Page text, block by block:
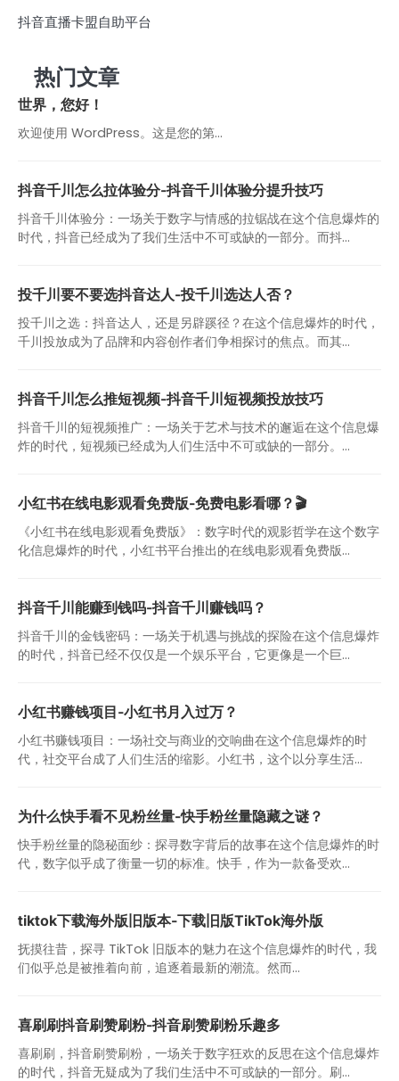
抖音直播卡盟自助平台
热门文章
世界，您好！
欢迎使用 WordPress。这是您的第…
抖音千川怎么拉体验分-抖音千川体验分提升技巧
抖音千川体验分：一场关于数字与情感的拉锯战在这个信息爆炸的
时代，抖音已经成为了我们生活中不可或缺的一部分。而抖...
投千川要不要选抖音达人-投千川选达人否？
投千川之选：抖音达人，还是另辟蹊径？在这个信息爆炸的时代，
千川投放成为了品牌和内容创作者们争相探讨的焦点。而其...
抖音千川怎么推短视频-抖音千川短视频投放技巧
抖音千川的短视频推广：一场关于艺术与技术的邂逅在这个信息爆
炸的时代，短视频已经成为人们生活中不可或缺的一部分。...
小红书在线电影观看免费版-免费电影看哪？🎬
《小红书在线电影观看免费版》：数字时代的观影哲学在这个数字
化信息爆炸的时代，小红书平台推出的在线电影观看免费版...
抖音千川能赚到钱吗-抖音千川赚钱吗？
抖音千川的金钱密码：一场关于机遇与挑战的探险在这个信息爆炸
的时代，抖音已经不仅仅是一个娱乐平台，它更像是一个巨...
小红书赚钱项目-小红书月入过万？
小红书赚钱项目：一场社交与商业的交响曲在这个信息爆炸的时
代，社交平台成了人们生活的缩影。小红书，这个以分享生活...
为什么快手看不见粉丝量-快手粉丝量隐藏之谜？
快手粉丝量的隐秘面纱：探寻数字背后的故事在这个信息爆炸的时
代，数字似乎成了衡量一切的标准。快手，作为一款备受欢...
tiktok下载海外版旧版本-下载旧版TikTok海外版
抚摸往昔，探寻 TikTok 旧版本的魅力在这个信息爆炸的时代，我
们似乎总是被推着向前，追逐着最新的潮流。然而...
喜刷刷抖音刷赞刷粉-抖音刷赞刷粉乐趣多
喜刷刷，抖音刷赞刷粉，一场关于数字狂欢的反思在这个信息爆炸
的时代，抖音无疑成为了我们生活中不可或缺的一部分。刷...